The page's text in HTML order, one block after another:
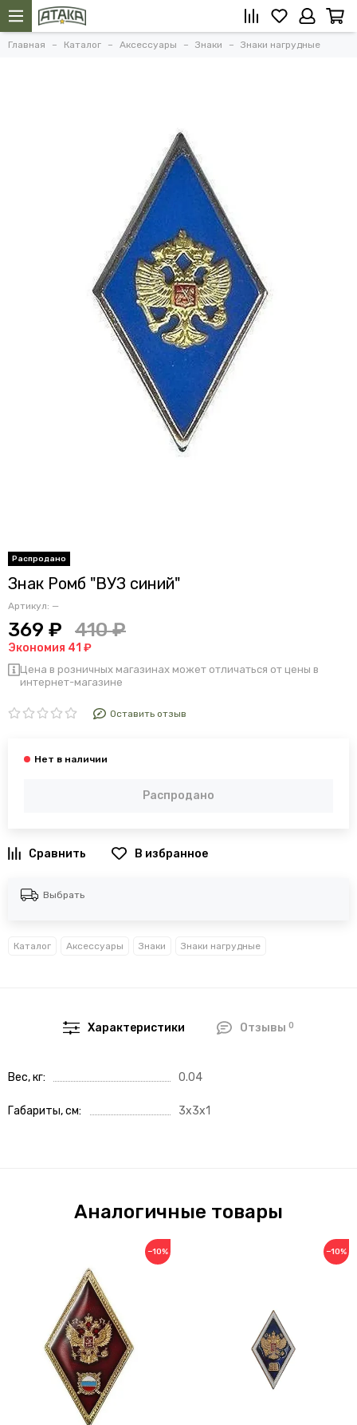
Главная Каталог Аксессуары Знаки Знаки нагрудные
Знак Ромб "ВУЗ синий"
Артикул: —
369 ₽ 410 ₽
Экономия 41 ₽
Цена в розничных магазинах может отличаться от цены в
интернет-магазине
Оставить отзыв
Распродано
В избранное
Выбрать
Каталог Аксессуары Знаки Знаки нагрудные
Характеристики Отзывы 0
Вес, кг 0.04
Габариты, см 3x3x1
Аналогичные товары
−10% −10%